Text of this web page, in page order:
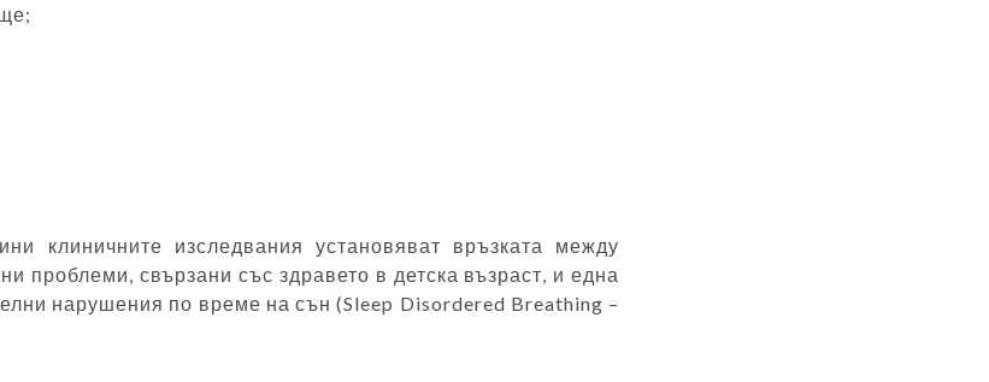
клиничните изследвания установяват връзката между
проблеми, свързани със здравето в детска възраст, и една
нарушения по време на сън (Sleep Disordered Breathing –